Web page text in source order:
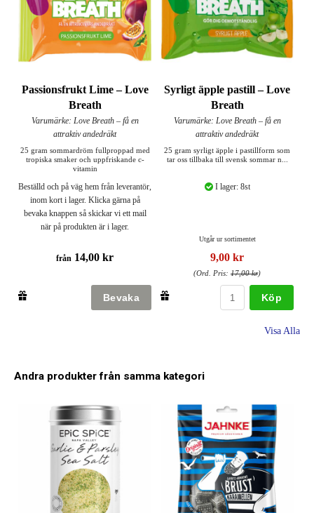
Passionsfrukt Lime – Love
Breath
Varumärke: Love Breath – få en
attraktiv andedräkt
25 gram sommardröm fullproppad med
tropiska smaker och uppfriskande c-
vitamin
Beställd och på väg hem från leverantör,
inom kort i lager. Klicka gärna på
bevaka knappen så skickar vi ett mail
när på produkten är i lager.
från 14,00 kr
Syrligt äpple pastill – Love
Breath
Varumärke: Love Breath – få en
attraktiv andedräkt
25 gram syrligt äpple i pastillform som
tar oss tillbaka till svensk sommar n...
I lager: 8st
Utgår ur sortimentet
9,00 kr
(Ord. Pris: 17,00 kr)
Köp
Visa Alla
Andra produkter från samma kategori